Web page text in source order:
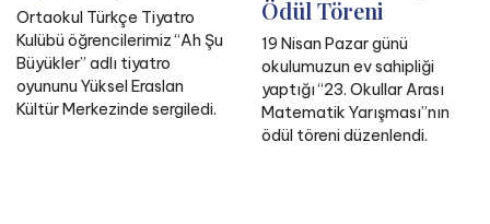
Ortaokul Türkçe Tiyatro
Kulübü öğrencilerimiz “Ah Şu
Büyükler” adlı tiyatro
oyununu Yüksel Eraslan
Kültür Merkezinde sergiledi.
Ödül Töreni
19 Nisan Pazar günü
okulumuzun ev sahipliği
yaptığı “23. Okullar Arası
Matematik Yarışması”nın
ödül töreni düzenlendi.